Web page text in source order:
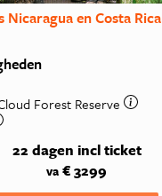
en Costa Rica
Forest Reserve
22 dagen incl ticket
va € 3299